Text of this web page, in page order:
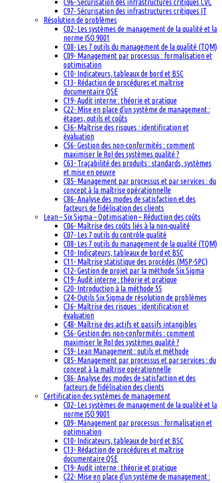
C96- Sécurisation des infrastructures critiques CVC
C97- Sécurisation des infrastructures critiques IT
Résolution de problèmes
C02- Les systèmes de management de la qualité et la
norme ISO 9001
C08- Les 7 outils du management de la qualité (TQM)
C09- Management par processus : formalisation et
optimisation
C10- Indicateurs, tableaux de bord et BSC
C13- Rédaction de procédures et maîtrise
documentaire QSE
C19- Audit interne : théorie et pratique
C22- Mise en place d’un système de management :
étapes, outils et coûts
C36- Maîtrise des risques : identification et
évaluation
C56- Gestion des non-conformités : comment
maximiser le RoI des systèmes qualité ?
C63- Traçabilité des produits : standards, systèmes
et mise en oeuvre
C85- Management par processus et par services : du
concept à la maîtrise opérationnelle
C86- Analyse des modes de satisfaction et des
facteurs de fidélisation des clients
Lean – Six Sigma – Optimisation – Réduction des coûts
C06- Maîtrise des coûts liés à la non-qualité
C07- Les 7 outils du contrôle qualité
C08- Les 7 outils du management de la qualité (TQM)
C10- Indicateurs, tableaux de bord et BSC
C11- Maîtrise statistique des procédés (MSP-SPC)
C12- Gestion de projet par la méthode Six Sigma
C19- Audit interne : théorie et pratique
C20- Introduction à la méthode 5S
C24- Outils Six Sigma de résolution de problèmes
C36- Maîtrise des risques : identification et
évaluation
C48- Maîtrise des actifs et passifs intangibles
C56- Gestion des non-conformités : comment
maximiser le RoI des systèmes qualité ?
C59- Lean Management : outils et méthode
C85- Management par processus et par services : du
concept à la maîtrise opérationnelle
C86- Analyse des modes de satisfaction et des
facteurs de fidélisation des clients
Certification des systèmes de management
C02- Les systèmes de management de la qualité et la
norme ISO 9001
C09- Management par processus : formalisation et
optimisation
C10- Indicateurs, tableaux de bord et BSC
C13- Rédaction de procédures et maîtrise
documentaire QSE
C19- Audit interne : théorie et pratique
C22- Mise en place d’un système de management :